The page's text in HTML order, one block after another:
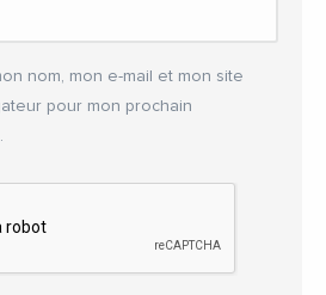
nom, mon e-mail et mon site
pour mon prochain